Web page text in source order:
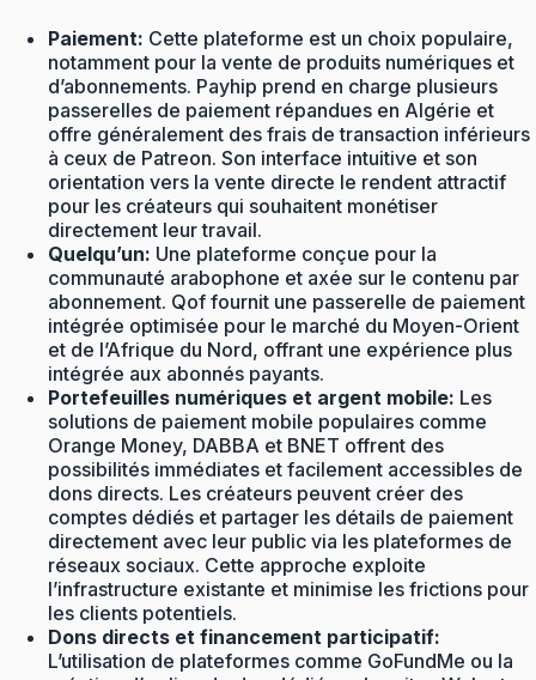
Paiement: Cette plateforme est un choix populaire,
notamment pour la vente de produits numériques et
d’abonnements. Payhip prend en charge plusieurs
passerelles de paiement répandues en Algérie et
offre généralement des frais de transaction inférieurs
à ceux de Patreon. Son interface intuitive et son
orientation vers la vente directe le rendent attractif
pour les créateurs qui souhaitent monétiser
directement leur travail.
Quelqu’un: Une plateforme conçue pour la
communauté arabophone et axée sur le contenu par
abonnement. Qof fournit une passerelle de paiement
intégrée optimisée pour le marché du Moyen-Orient
et de l’Afrique du Nord, offrant une expérience plus
intégrée aux abonnés payants.
Portefeuilles numériques et argent mobile: Les
solutions de paiement mobile populaires comme
Orange Money, DABBA et BNET offrent des
possibilités immédiates et facilement accessibles de
dons directs. Les créateurs peuvent créer des
comptes dédiés et partager les détails de paiement
directement avec leur public via les plateformes de
réseaux sociaux. Cette approche exploite
l’infrastructure existante et minimise les frictions pour
les clients potentiels.
Dons directs et financement participatif:
L’utilisation de plateformes comme GoFundMe ou la